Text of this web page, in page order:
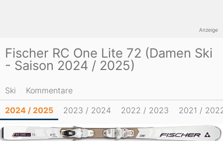
Fischer RC One Lite 72 (Damen Ski
- Saison 2024 / 2025)
Ski
Kommentare
2024 / 2025
2023 / 2024 2022 / 2023 2021 /
Anzeige